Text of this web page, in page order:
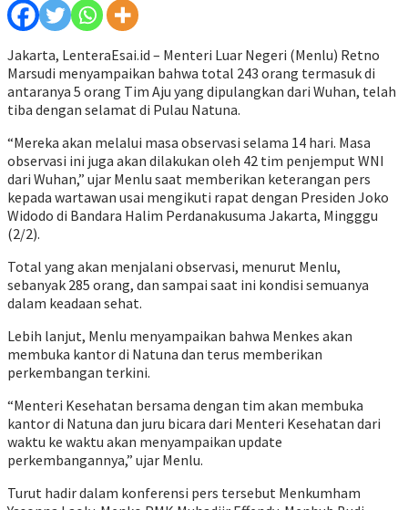
Jakarta, LenteraEsai.id – Menteri Luar Negeri (Menlu) Retno
Marsudi menyampaikan bahwa total 243 orang termasuk di
antaranya 5 orang Tim Aju yang dipulangkan dari Wuhan, telah
tiba dengan selamat di Pulau Natuna.
“Mereka akan melalui masa observasi selama 14 hari. Masa
observasi ini juga akan dilakukan oleh 42 tim penjemput WNI
dari Wuhan,” ujar Menlu saat memberikan keterangan pers
kepada wartawan usai mengikuti rapat dengan Presiden Joko
Widodo di Bandara Halim Perdanakusuma Jakarta, Mingggu
(2/2).
Total yang akan menjalani observasi, menurut Menlu,
sebanyak 285 orang, dan sampai saat ini kondisi semuanya
dalam keadaan sehat.
Lebih lanjut, Menlu menyampaikan bahwa Menkes akan
membuka kantor di Natuna dan terus memberikan
perkembangan terkini.
“Menteri Kesehatan bersama dengan tim akan membuka
kantor di Natuna dan juru bicara dari Menteri Kesehatan dari
waktu ke waktu akan menyampaikan update
perkembangannya,” ujar Menlu.
Turut hadir dalam konferensi pers tersebut Menkumham